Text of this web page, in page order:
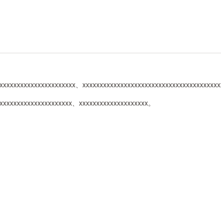
、
、xxxxxxxxxxxxxxxxxxxx。